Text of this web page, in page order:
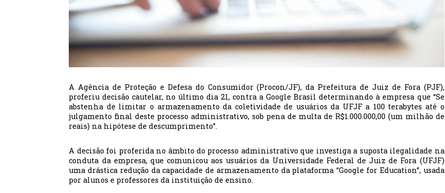
A Agência de Proteção e Defesa do Consumidor (Procon/JF), da Prefeitura de Juiz de Fora (PJF),
proferiu decisão cautelar, no último dia 21, contra a Google Brasil determinando à empresa que “Se
abstenha de limitar o armazenamento da coletividade de usuários da UFJF a 100 terabytes até o
julgamento final deste processo administrativo, sob pena de multa de R$1.000.000,00 (um milhão de
reais) na hipótese de descumprimento”.
A decisão foi proferida no âmbito do processo administrativo que investiga a suposta ilegalidade na
conduta da empresa, que comunicou aos usuários da Universidade Federal de Juiz de Fora (UFJF)
uma drástica redução da capacidade de armazenamento da plataforma “Google for Education”, usada
por alunos e professores da instituição de ensino.